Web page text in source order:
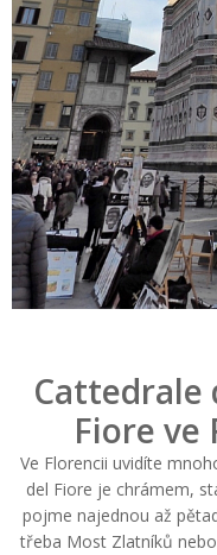
Cattedrale
Fiore ve
Ve Florencii uvidíte
del Fiore je chrámem,
pojme najednou až
třeba Most Zlatníků